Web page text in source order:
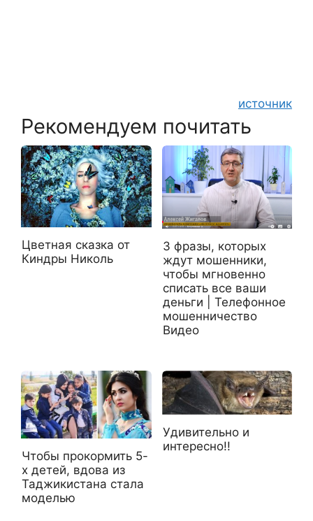
источник
Рекомендуем почитать
Цветная сказка от
Киндры Николь
3 фразы, которых
ждут мошенники,
чтобы мгновенно
списать все ваши
деньги | Телефонное
мошенничество
Видео
Чтобы прокормить 5-
х детей, вдова из
Таджикистана стала
моделью
Удивительно и
интересно!!